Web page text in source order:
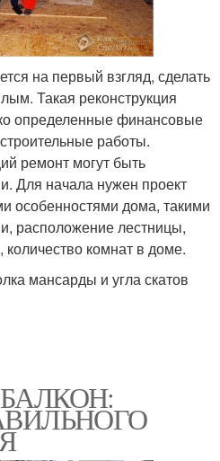
на первый взгляд, сделать
Такая реконструкция
определенные финансовые
работы.
ремонт могут быть
Для начала нужен проект
особенностями дома, такими
расположение лестницы,
комнат в доме.
мансарды и угла скатов